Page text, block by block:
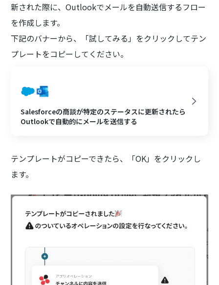
新された際に、Outlookでメールを自動送信するフロー
を作成します。
下記のバナーから、「試してみる」をクリックしてテン
プレートをコピーしてください。
Salesforceの商談が特定のステータスに更新されたら
Outlookで自動的にメールを送信する
テンプレートがコピーできたら、「OK」をクリックし
ます。